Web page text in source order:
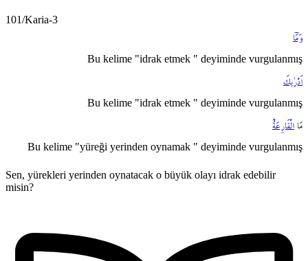
101/Karia-3
وَمَٓا
Bu kelime "idrak etmek " deyiminde vurgulanmış
اَدْرٰيكَ
Bu kelime "idrak etmek " deyiminde vurgulanmış
مَا الْقَارِعَةُۜ
Bu kelime "yüreği yerinden oynamak " deyiminde vurgulanmış
Sen, yürekleri yerinden oynatacak o büyük olayı idrak edebilir
misin?